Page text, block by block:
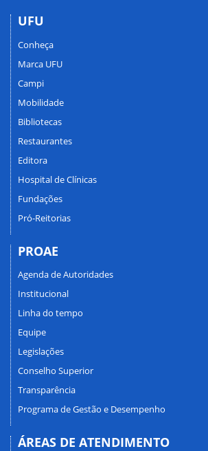
UFU
Conheça
Marca UFU
Campi
Mobilidade
Bibliotecas
Restaurantes
Editora
Hospital de Clínicas
Fundações
Pró-Reitorias
PROAE
Agenda de Autoridades
Institucional
Linha do tempo
Equipe
Legislações
Conselho Superior
Transparência
Programa de Gestão e Desempenho
ÁREAS DE ATENDIMENTO